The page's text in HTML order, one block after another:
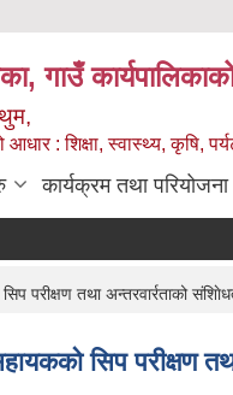
गाउँ
: शिक्षा, स्वास्थ्य, कृषि,
कार्यक्रम तथा परियोजना
तथा अन्तरवार्रताको
सिप परीक्षण